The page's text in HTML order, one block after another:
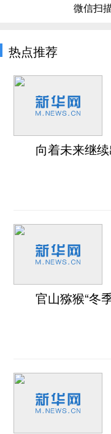
微信扫
热点推荐
向着未来继
官山猕猴“冬